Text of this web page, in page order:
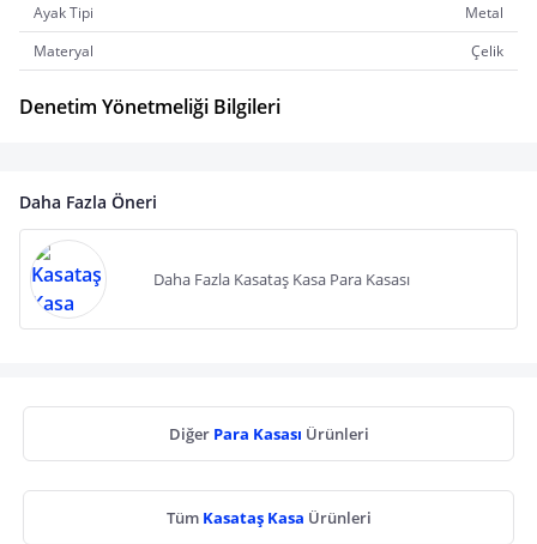
Ayak Tipi
Metal
Materyal
Çelik
Denetim Yönetmeliği Bilgileri
Daha Fazla Öneri
Daha Fazla Kasataş Kasa Para Kasası
Diğer Para Kasası Ürünleri
Tüm Kasataş Kasa Ürünleri